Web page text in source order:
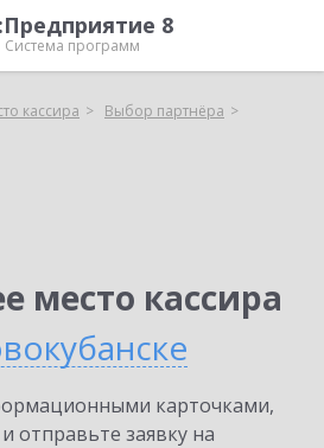
8
Система программ
кассира
Выбор партнёра
место кассира
карточками,
отправьте заявку на